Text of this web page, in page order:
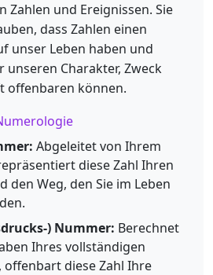
Zahlen und Ereignissen. Sie
dass Zahlen einen
unser Leben haben und
Charakter, Zweck
offenbaren können.
Abgeleitet von Ihrem
diese Zahl Ihren
den Weg, den Sie im Leben
) Nummer: Berechnet
Ihres vollständigen
offenbart diese Zahl Ihre